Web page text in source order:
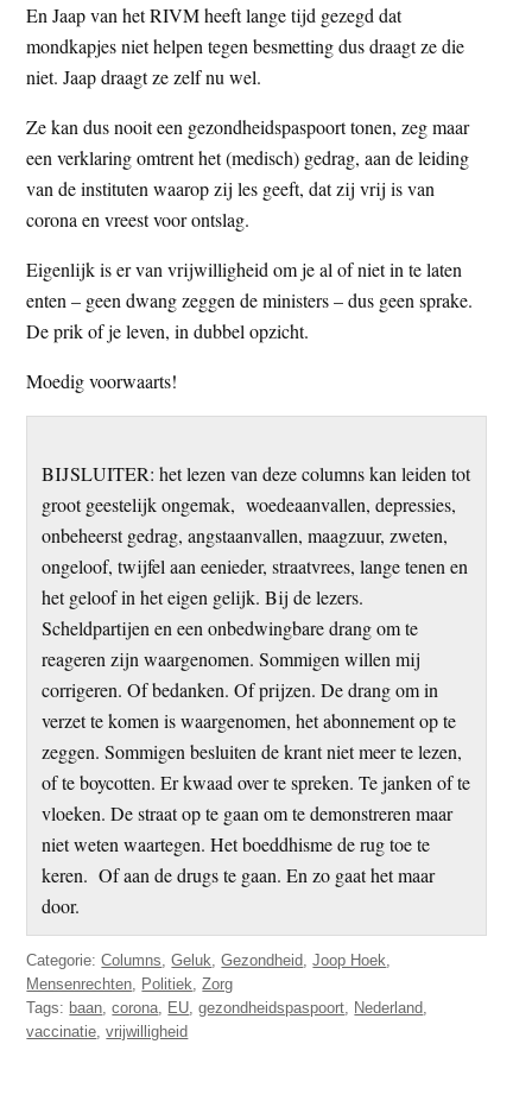
En Jaap van het RIVM heeft lange tijd gezegd dat
mondkapjes niet helpen tegen besmetting dus draagt ze die
niet. Jaap draagt ze zelf nu wel.
Ze kan dus nooit een gezondheidspaspoort tonen, zeg maar
een verklaring omtrent het (medisch) gedrag, aan de leiding
van de instituten waarop zij les geeft, dat zij vrij is van
corona en vreest voor ontslag.
Eigenlijk is er van vrijwilligheid om je al of niet in te laten
enten – geen dwang zeggen de ministers – dus geen sprake.
De prik of je leven, in dubbel opzicht.
Moedig voorwaarts!
BIJSLUITER: het lezen van deze columns kan leiden tot
groot geestelijk ongemak, woedeaanvallen, depressies,
onbeheerst gedrag, angstaanvallen, maagzuur, zweten,
ongeloof, twijfel aan eenieder, straatvrees, lange tenen en
het geloof in het eigen gelijk. Bij de lezers.
Scheldpartijen en een onbedwingbare drang om te
reageren zijn waargenomen. Sommigen willen mij
corrigeren. Of bedanken. Of prijzen. De drang om in
verzet te komen is waargenomen, het abonnement op te
zeggen. Sommigen besluiten de krant niet meer te lezen,
of te boycotten. Er kwaad over te spreken. Te janken of te
vloeken. De straat op te gaan om te demonstreren maar
niet weten waartegen. Het boeddhisme de rug toe te
keren. Of aan de drugs te gaan. En zo gaat het maar
door.
Categorie:Columns,Geluk,Gezondheid,Joop Hoek,
Mensenrechten, Politiek,Zorg
Tags: baan,corona, EU,gezondheidspaspoort, Nederland,
vaccinatie,vrijwilligheid